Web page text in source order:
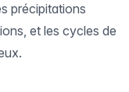
précipitations
et les cycles de